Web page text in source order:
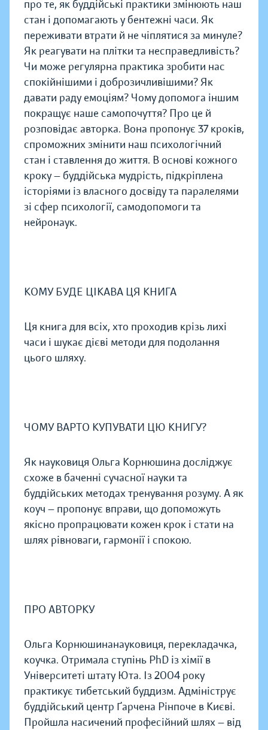
про те, як буддійські практики змінюють наш
стан і допомагають у бентежні часи. Як
переживати втрати й не чіплятися за минуле?
Як реагувати на плітки та несправедливість?
Чи може регулярна практика зробити нас
спокійнішими і доброзичливішими? Як
давати раду емоціям? Чому допомога іншим
покращує наше самопочуття? Про це й
розповідає авторка. Вона пропонує 37 кроків,
спроможних змінити наш психологічний
стан і ставлення до життя. В основі кожного
кроку — буддійська мудрість, підкріплена
історіями із власного досвіду та паралелями
зі сфер психології, самодопомоги та
нейронаук.
КОМУ БУДЕ ЦІКАВА ЦЯ КНИГА
Ця книга для всіх, хто проходив крізь лихі
часи і шукає дієві методи для подолання
цього шляху.
ЧОМУ ВАРТО КУПУВАТИ ЦЮ КНИГУ?
Як науковиця Ольга Корнюшина досліджує
схоже в баченні сучасної науки та
буддійських методах тренування розуму. А як
коуч — пропонує вправи, що допоможуть
якісно пропрацювати кожен крок і стати на
шлях рівноваги, гармонії і спокою.
ПРО АВТОРКУ
Ольга Корнюшинанауковиця, перекладачка,
коучка. Отримала ступінь PhD із хімії в
Університеті штату Юта. Із 2004 року
практикує тибетський буддизм. Адмініструє
буддійський центр Ґарчена Рінпоче в Києві.
Пройшла насичений професійний шлях — від